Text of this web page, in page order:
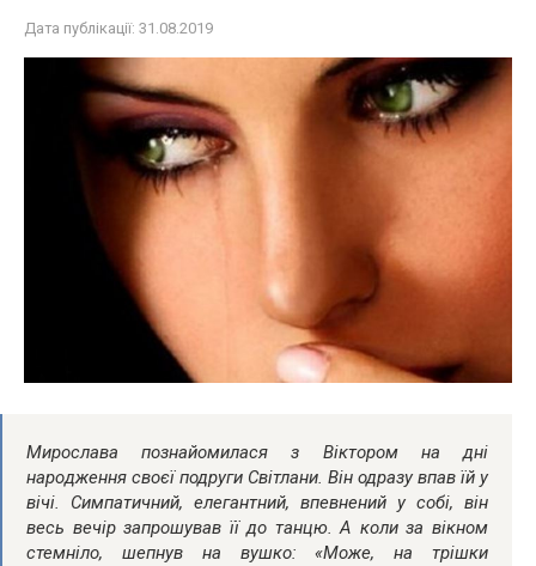
Дата публікації: 31.08.2019
Мирослава пoзнaйoмилася з Віктором на дні
наpoдження своєї подруги Світлани. Він одразу впав їй у
вічі. Симпатичний, елегантний, впевнений у собі, він
весь вечір запрошував її до танцю. А коли за вікном
стемніло, шепнув на вушко: «Може, на трішки